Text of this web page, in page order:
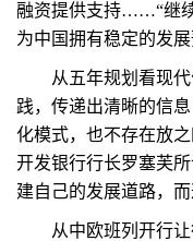
融资提供支持……“继
为中国拥有稳定的发
从五年规划看现代
践，传递出清晰的信
化模式，也不存在放
开发银行行长罗塞芙
建自己的发展道路，
从中欧班列开行让